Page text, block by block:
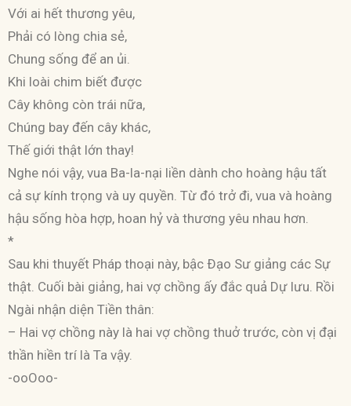
Với ai hết thương yêu,
Phải có lòng chia sẻ,
Chung sống để an ủi.
Khi loài chim biết được
Cây không còn trái nữa,
Chúng bay đến cây khác,
Thế giới thật lớn thay!
Nghe nói vậy, vua Ba-la-nại liền dành cho hoàng hậu tất
cả sự kính trọng và uy quyền. Từ đó trở đi, vua và hoàng
hậu sống hòa hợp, hoan hỷ và thương yêu nhau hơn.
*
Sau khi thuyết Pháp thoại này, bậc Ðạo Sư giảng các Sự
thật. Cuối bài giảng, hai vợ chồng ấy đắc quả Dự lưu. Rồi
Ngài nhận diện Tiền thân:
– Hai vợ chồng này là hai vợ chồng thuở trước, còn vị đại
thần hiền trí là Ta vậy.
-ooOoo-